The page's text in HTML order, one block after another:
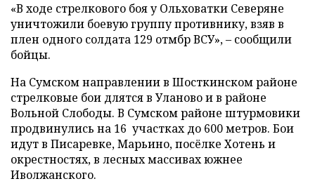
«В ходе стрелкового боя у Ольховатки Северяне
уничтожили боевую группу противнику, взяв в
плен одного солдата 129 отмбр ВСУ», – сообщили
бойцы.
На Сумском направлении в Шосткинском районе
стрелковые бои длятся в Уланово и в районе
Вольной Слободы. В Сумском районе штурмовики
продвинулись на 16 участках до 600 метров. Бои
идут в Писаревке, Марьино, посёлке Хотень и
окрестностях, в лесных массивах южнее
Иволжанского.